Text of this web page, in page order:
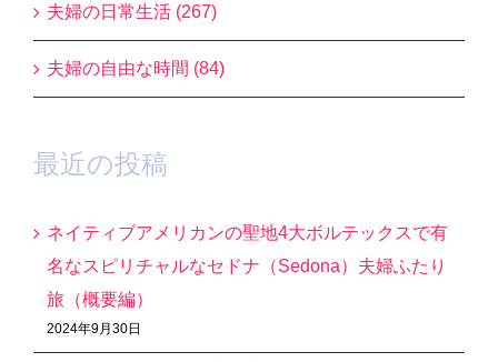
夫婦の日常生活 (267)
夫婦の自由な時間 (84)
最近の投稿
ネイティブアメリカンの聖地4大ボルテックスで有
名なスピリチャルなセドナ（Sedona）夫婦ふたり
旅（概要編）
2024年9月30日